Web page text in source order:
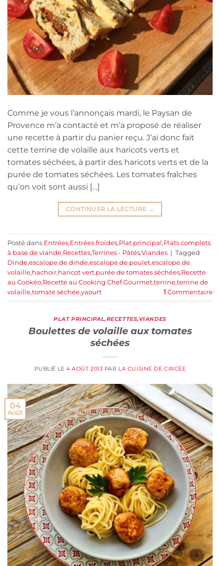
Comme je vous l’annonçais mardi, le Paysan de
Provence m’a contacté et m’a proposé de réaliser
une recette à partir du panier reçu. J’ai donc fait
cette terrine de volaille aux haricots verts et
tomates séchées, à partir des haricots verts et de la
purée de tomates séchées. Les tomates fraîches
qu’on voit sont aussi […]
CONTINUER LA LECTURE →
Posté dans Entrées,Entrées froides,Plat principal,Plats complets
à base de viande,Recettes,Terrines - Pâtés,Viandes | Tagged
Dinde,escalope de dinde,escalope de poulet,escalope de
volaille,hachoir,haricot vert,purée de tomates séchées,Recette
au Cookéo,Recette au Cooking Chef Gourmet,terrine,terrine de
volaille,tomate séchée,yaourt 1 Commentaire
PLAT PRINCIPAL,RECETTES, VIANDES
Boulettes de volaille aux tomates
séchées
PUBLIÉ LE4 AOÛT 2013 PAR LA CUISINE DE CIRCÉE
04
Août